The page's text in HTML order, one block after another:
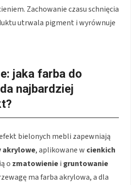
Zachowanie czasu schnięcia
utrwala pigment i wyrównuje
jaka farba do
najbardziej
bielonych mebli zapewniają
akrylowe, aplikowane w cienkich
o zmatowieniei gruntowanie
ma farba akrylowa, a dla